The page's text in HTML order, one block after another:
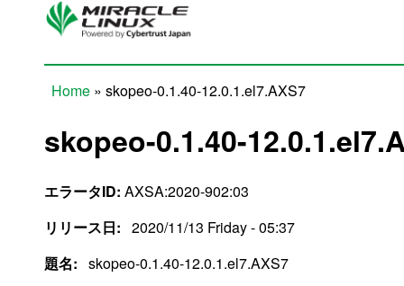
Skip to main content
Home » skopeo-0.1.40-12.0.1.el7.AXS7
skopeo-0.1.40-
エラータID: AXSA:2020-902:03
リリース日: 2020/11/13 Friday - 05:37
題名: skopeo-0.1.40-12.0.1.el7.AXS7